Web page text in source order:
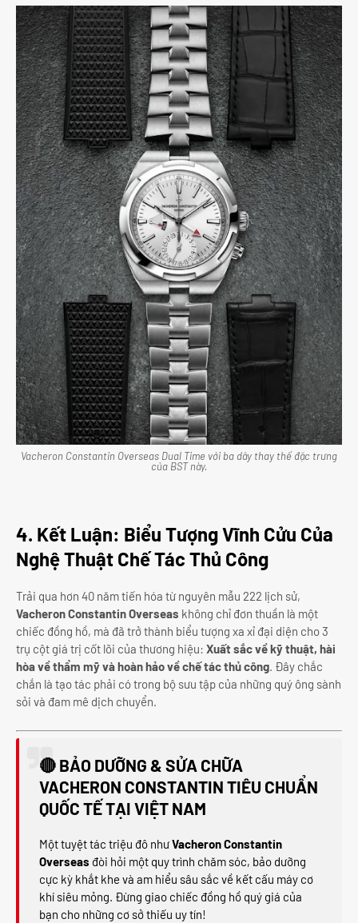
Vacheron Constantin Overseas Dual Time với ba dây thay thế đặc trưng
của BST này.
4. Kết Luận: Biểu Tượng Vĩnh Cửu Của
Nghệ Thuật Chế Tác Thủ Công
Trải qua hơn 40 năm tiến hóa từ nguyên mẫu 222 lịch sử,
Vacheron Constantin Overseas không chỉ đơn thuần là một
chiếc đồng hồ, mà đã trở thành biểu tượng xa xỉ đại diện cho 3
trụ cột giá trị cốt lõi của thương hiệu: Xuất sắc về kỹ thuật, hài
hòa về thẩm mỹ và hoàn hảo về chế tác thủ công. Đây chắc
chắn là tạo tác phải có trong bộ sưu tập của những quý ông sành
sỏi và đam mê dịch chuyển.
🔴 BẢO DƯỠNG & SỬA CHỮA
VACHERON CONSTANTIN TIÊU CHUẨN
QUỐC TẾ TẠI VIỆT NAM
Một tuyệt tác triệu đô nhưVacheron Constantin
Overseas đòi hỏi một quy trình chăm sóc, bảo dưỡng
cực kỳ khắt khe và am hiểu sâu sắc về kết cấu máy cơ
khí siêu mỏng. Đừng giao chiếc đồng hồ quý giá của
bạn cho những cơ sở thiếu uy tín!